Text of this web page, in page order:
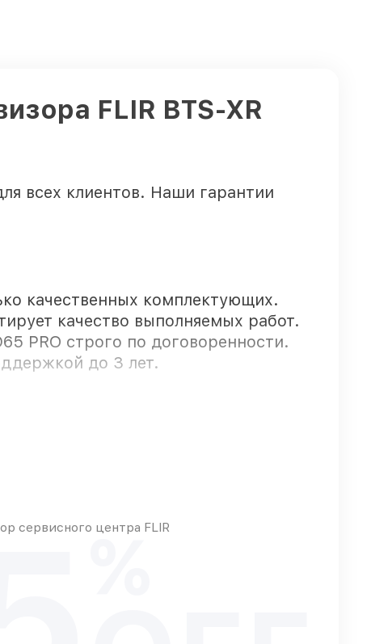
FLIR BTS-XR
всех клиентов. Наши гарантии
качественных комплектующих.
качество выполняемых работ.
PRO строго по договоренности.
до 3 лет.
сервисного центра FLIR